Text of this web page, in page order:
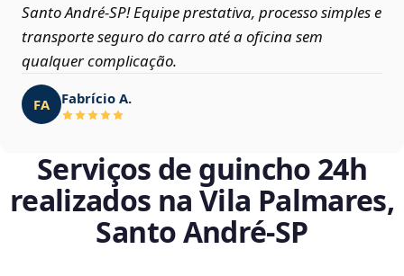
Santo André‑SP! Equipe prestativa, processo simples e
transporte seguro do carro até a oficina sem
qualquer complicação.
FA Fabrício A.
Serviços de guincho 24h
realizados na Vila Palmares,
Santo André‑SP